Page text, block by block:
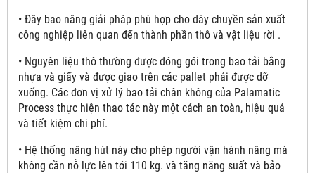
• Đây bao nâng giải pháp phù hợp cho dây chuyền sản xuất
công nghiệp liên quan đến thành phần thô và vật liệu rời .
• Nguyên liệu thô thường được đóng gói trong bao tải bằng
nhựa và giấy và được giao trên các pallet phải được dỡ
xuống. Các đơn vị xử lý bao tải chân không của Palamatic
Process thực hiện thao tác này một cách an toàn, hiệu quả
và tiết kiệm chi phí.
• Hệ thống nâng hút này cho phép người vận hành nâng mà
không cần nỗ lực lên tới 110 kg. và tăng năng suất và bảo